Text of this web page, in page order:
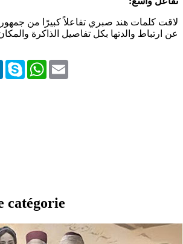
لاقت كلمات هند صبري تفاعلاً كبيرًا من
عن ارتباط والدتها بكل تفاصيل الذاكرة
LinkedInSkype WhatsApp
catégorie